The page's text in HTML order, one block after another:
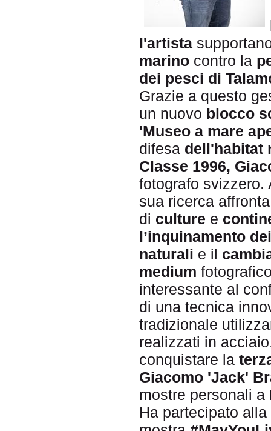
l'artista
marino contro la
dei pesci di
Grazie a questo
un nuovo blocco
'Museo a mare
difesa dell'habitat
Classe 1996,
fotografo svizzero.
sua ricerca
di culture e
l’inquinamento
naturali e il
medium
interessante al
di una tecnica
tradizionale
realizzati in
conquistare la
Giacomo 'Jack'
mostre personali a
Ha partecipato alla